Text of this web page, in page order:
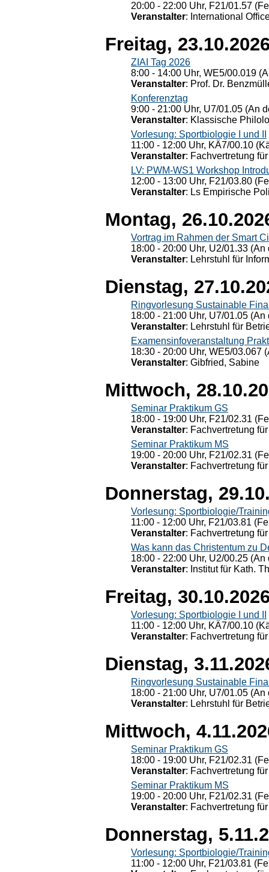
20:00 - 22:00 Uhr, F21/01.57
Veranstalter: International
Freitag,
ZIAI Tag 2026
8:00 - 14:00 Uhr, WE5/00.019
Veranstalter: Prof. Dr.
Konferenztag
9:00 - 21:00 Uhr, U7/01.05 (An
Veranstalter: Klassische
Vorlesung: Sportbiologie I und II
11:00 - 12:00 Uhr, KÄ7/00.10
Veranstalter: Fachvertretung
LV: PWM-WS1 Workshop
12:00 - 13:00 Uhr, F21/03.80
Veranstalter: Ls Empirische
Montag,
Vortrag im Rahmen der Smart
18:00 - 20:00 Uhr, U2/01.33
Veranstalter: Lehrstuhl für
Dienstag,
Ringvorlesung Sustainable
18:00 - 21:00 Uhr, U7/01.05
Veranstalter: Lehrstuhl für
Examensinfoveranstaltung
18:30 - 20:00 Uhr, WE5/03.067
Veranstalter: Gibfried, Sabine
Mittwoch,
Seminar Praktikum GS
18:00 - 19:00 Uhr, F21/02.31
Veranstalter: Fachvertretung
Seminar Praktikum MS
19:00 - 20:00 Uhr, F21/02.31
Veranstalter: Fachvertretung
Donnerstag,
Vorlesung: Sportbiologie/
11:00 - 12:00 Uhr, F21/03.81
Veranstalter: Fachvertretung
Was kann das Christentum zu
18:00 - 22:00 Uhr, U2/00.25
Veranstalter: Institut für Kath.
Freitag,
Vorlesung: Sportbiologie I und II
11:00 - 12:00 Uhr, KÄ7/00.10
Veranstalter: Fachvertretung
Dienstag,
Ringvorlesung Sustainable
18:00 - 21:00 Uhr, U7/01.05
Veranstalter: Lehrstuhl für
Mittwoch,
Seminar Praktikum GS
18:00 - 19:00 Uhr, F21/02.31
Veranstalter: Fachvertretung
Seminar Praktikum MS
19:00 - 20:00 Uhr, F21/02.31
Veranstalter: Fachvertretung
Donnerstag,
Vorlesung: Sportbiologie/
11:00 - 12:00 Uhr, F21/03.81